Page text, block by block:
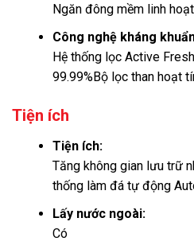
Ngăn đông mềm linh
Công nghệ kháng
Hệ thống lọc Active
99.99%Bộ lọc than hoạt
Tiện ích
Tiện ích:
Tăng không gian lưu trữ
thống làm đá tự động
Lấy nước ngoài:
Có